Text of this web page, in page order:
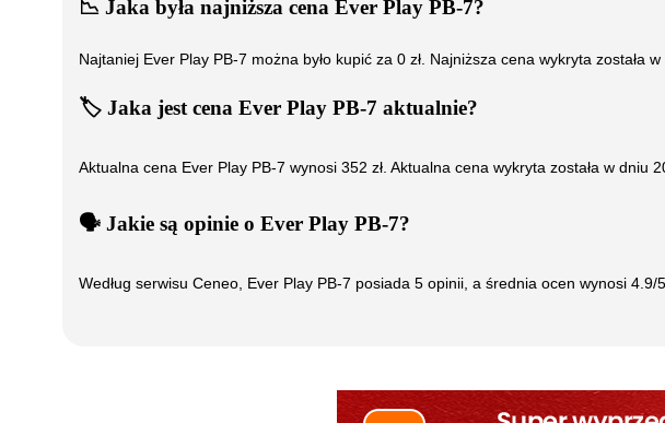
📉 Jaka była najniższa cena Ever Play PB-7?
Najtaniej Ever Play PB-7 można było kupić za 0 zł. Najniższa cena wykryta została w
🏷️ Jaka jest cena Ever Play PB-7 aktualnie?
Aktualna cena Ever Play PB-7 wynosi 352 zł. Aktualna cena wykryta została w dniu
🗣️ ️ Jakie są opinie o Ever Play PB-7?
Według serwisu Ceneo, Ever Play PB-7 posiada 5 opinii, a średnia ocen wynosi 4.9/5.